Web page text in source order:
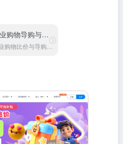
专业购物导购与比价网站
专业购物比价与导购网站